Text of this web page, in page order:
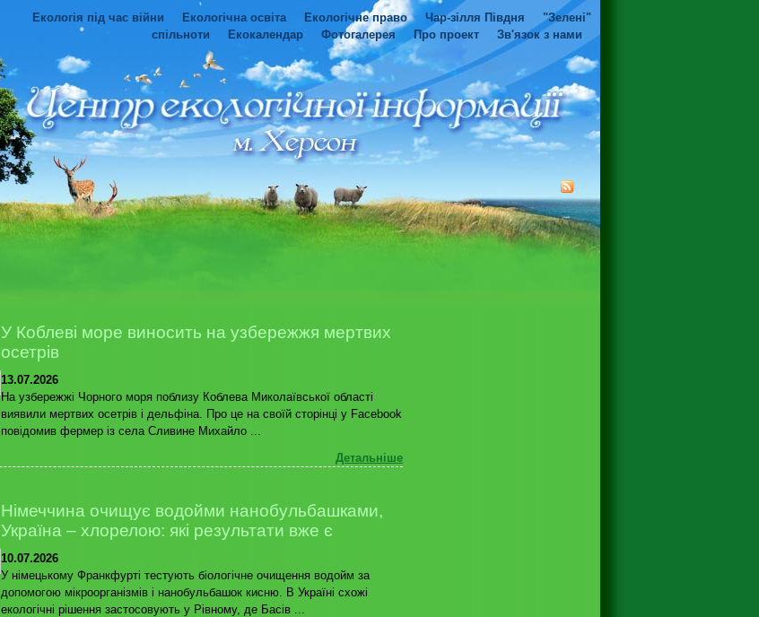
Екологія під час війни Екологічна освіта Екологічне право Чар-зілля Півдня
"Зелені"
спільноти
Екокалендар Фотогалерея Про проект Зв'язок з нами
У Коблеві море виносить на узбережжя мертвих
осетрів
13.07.2026
На узбережжі Чорного моря поблизу Коблева Миколаївської області
виявили мертвих осетрів і дельфіна. Про це на своїй сторінці у Facebook
повідомив фермер із села Сливине Михайло ...
Детальніше
Німеччина очищує водойми нанобульбашками,
Україна – хлорелою: які результати вже є
10.07.2026
У німецькому Франкфурті тестують біологічне очищення водойм за
допомогою мікроорганізмів і нанобульбашок кисню. В Україні схожі
екологічні рішення застосовують у Рівному, де Басів ...